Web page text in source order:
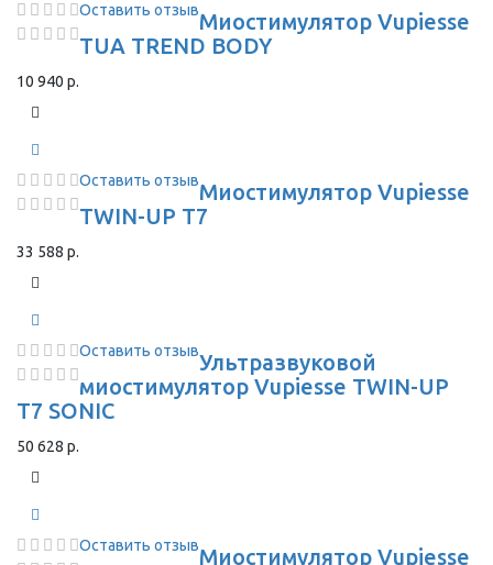
Оставить отзывМиостимулятор Vupiesse
TUA TREND BODY
10 940 р.
Оставить отзывМиостимулятор Vupiesse
TWIN-UP T7
33 588 р.
Оставить отзывУльтразвуковой
миостимулятор Vupiesse TWIN-UP
T7 SONIC
50 628 р.
Оставить отзывМиостимулятор Vupiesse